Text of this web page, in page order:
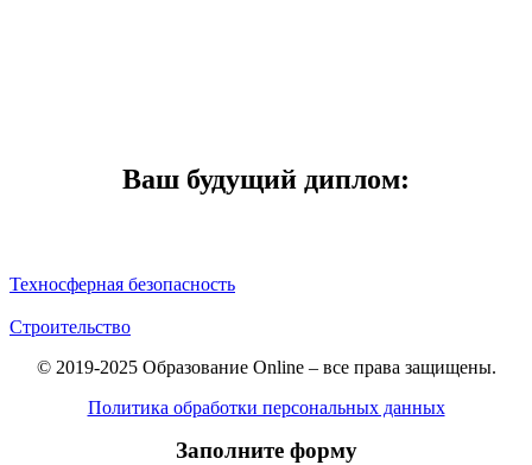
Ваш будущий диплом:
Техносферная безопасность
Строительство
© 2019-2025 Образование Online – все права защищены.
Политика обработки персональных данных
Заполните форму